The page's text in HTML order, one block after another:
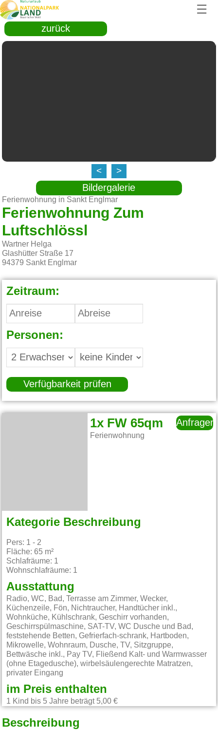
☰
zurück
< >
Bildergalerie
Ferienwohnung in Sankt Englmar
Ferienwohnung Zum
Luftschlössl
Wartner Helga
Glashütter Straße 17
94379 Sankt Englmar
Zeitraum:
Personen:
Verfügbarkeit prüfen
1x FW 65qm
Ferienwohnung
Anfragen
Kategorie Beschreibung
Pers: 1 - 2
Fläche: 65 m²
Schlafräume: 1
Wohnschlafräume: 1
Ausstattung
Radio, WC, Bad, Terrasse am Zimmer, Wecker,
Küchenzeile, Fön, Nichtraucher, Handtücher inkl.,
Wohnküche, Kühlschrank, Geschirr vorhanden,
Geschirrspülmaschine, SAT-TV, WC Dusche und Bad,
feststehende Betten, Gefrierfach-schrank, Hartboden,
Mikrowelle, Wohnraum, Dusche, TV, Sitzgruppe,
Bettwäsche inkl., Pay TV, Fließend Kalt- und Warmwasser
(ohne Etagedusche), wirbelsäulengerechte Matratzen,
privater Eingang
im Preis enthalten
1 Kind bis 5 Jahre beträgt 5,00 €
Beschreibung